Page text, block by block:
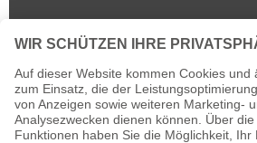
Rechtliches
Informationen